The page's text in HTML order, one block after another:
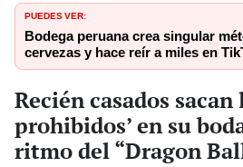
PUEDES VER:
Bodega peruana crea singular
cervezas y hace reír a miles en
Recién casados sacan
prohibidos’ en su
ritmo del “Dragon